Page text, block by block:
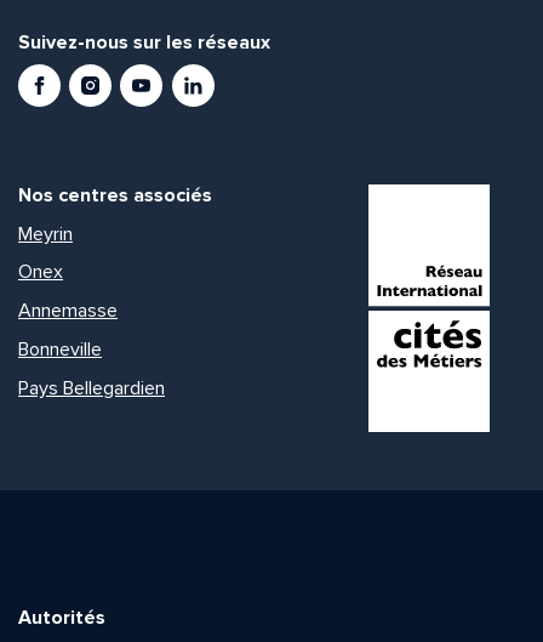
Suivez-nous sur les réseaux
FacebookInstagramYoutubeLinkedIn
Nos centres associés
Meyrin
Onex
Annemasse
Bonneville
Pays Bellegardien
Autorités